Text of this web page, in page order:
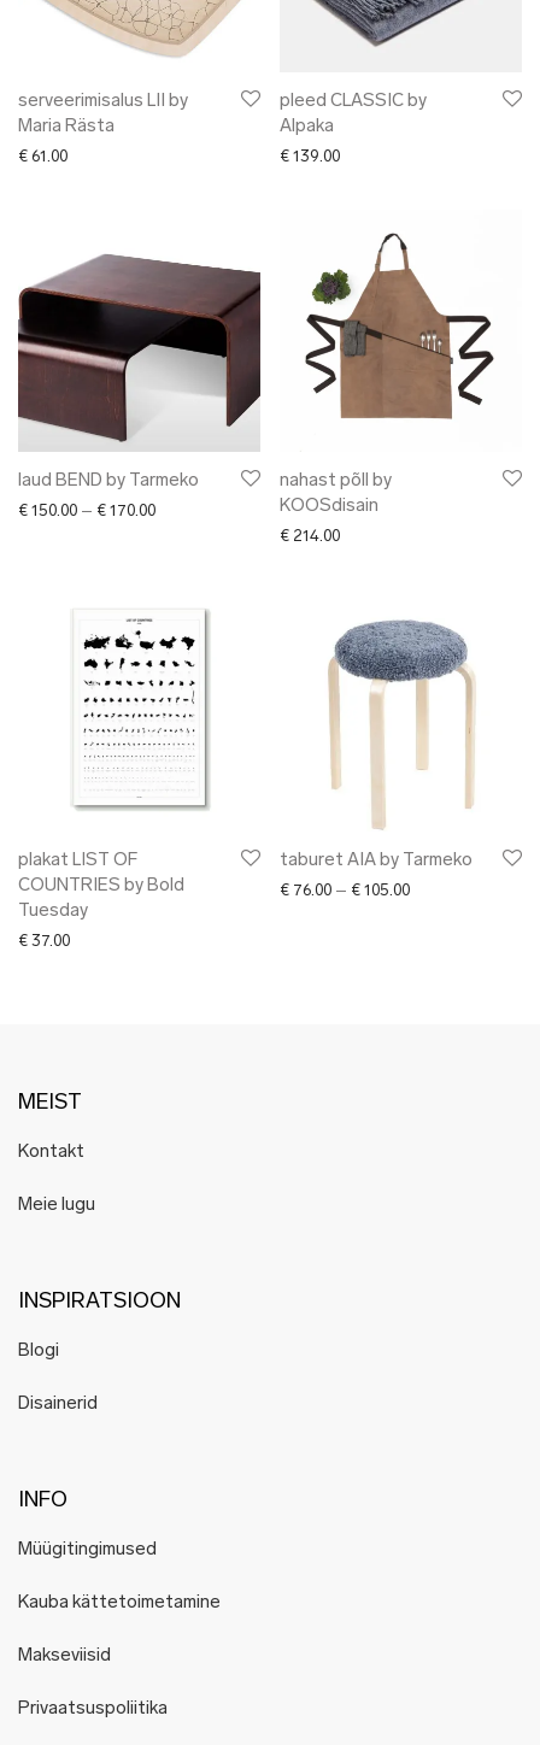
serveerimisalus LII by
Maria Rästa
€ 61.00
pleed CLASSIC by
Alpaka
€ 139.00
laud BEND by Tarmeko
€ 150.00 – € 170.00Price range: € 150.00 through € 170.00
nahast põll by
KOOSdisain
€ 214.00
plakat LIST OF
COUNTRIES by Bold
Tuesday
€ 37.00
taburet AIA by Tarmeko
€ 76.00 – € 105.00Price range: €
MEIST
Kontakt
Meie lugu
INSPIRATSIOON
Blogi
Disainerid
INFO
Müügitingimused
Kauba kättetoimetamine
Makseviisid
Privaatsuspoliitika